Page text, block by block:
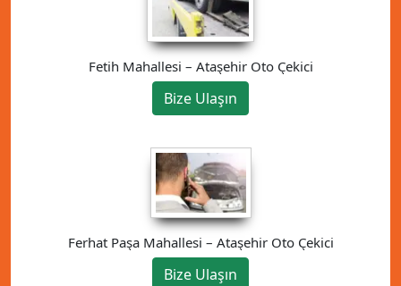
Fetih Mahallesi – Ataşehir Oto Çekici
Bize Ulaşın
Ferhat Paşa Mahallesi – Ataşehir Oto Çekici
Bize Ulaşın